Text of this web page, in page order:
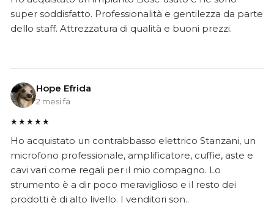
super soddisfatto. Professionalità e gentilezza da parte
dello staff. Attrezzatura di qualità e buoni prezzi.
Hope Efrida
2 mesi fa
★★★★★
Ho acquistato un contrabbasso elettrico Stanzani, un
microfono professionale, amplificatore, cuffie, aste e
cavi vari come regali per il mio compagno. Lo
strumento è a dir poco meraviglioso e il resto dei
prodotti è di alto livello. I venditori son..